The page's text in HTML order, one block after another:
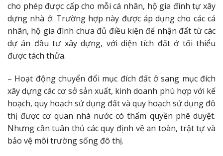
cho phép được cấp cho mỗi cá nhân, hộ gia đình tự xây
dựng nhà ở. Trường hợp này được áp dụng cho các cá
nhân, hộ gia đình chưa đủ điều kiện để nhận đất từ các
dự án đầu tư xây dựng, với diện tích đất ở tối thiểu
được tách thửa.
– Hoạt động chuyển đổi mục đích đất ở sang mục đích
xây dựng các cơ sở sản xuất, kinh doanh phù hợp với kế
hoạch, quy hoạch sử dụng đất và quy hoạch sử dụng đô
thị được cơ quan nhà nước có thẩm quyền phê duyệt.
Nhưng cần tuân thủ các quy định về an toàn, trật tự và
bảo vệ môi trường sống đô thị.